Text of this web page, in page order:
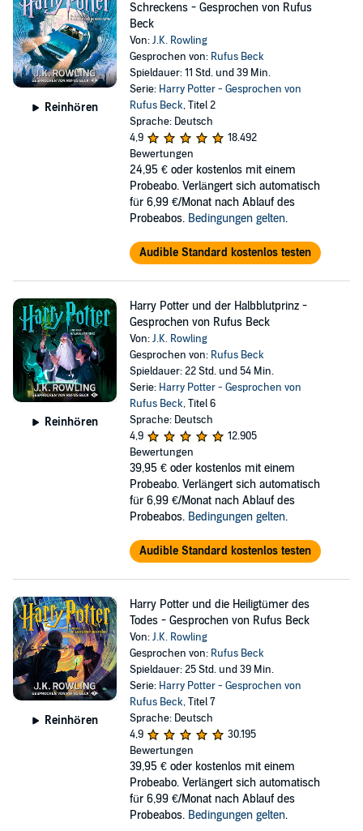
Reinhören
Schreckens - Gesprochen von Rufus
Beck
Von:J.K. Rowling
Gesprochen von: Rufus Beck
Spieldauer: 11 Std. und 39 Min.
Serie: Harry Potter - Gesprochen von
Rufus Beck, Titel 2
Sprache: Deutsch
4,9
18.492
Bewertungen
24,95 € oder kostenlos mit einem
Probeabo. Verlängert sich automatisch
für 6,99 €/Monat nach Ablauf des
Probeabos. Bedingungen gelten.
Audible Standard kostenlos testen
Reinhören
Harry Potter und der Halbblutprinz -
Gesprochen von Rufus Beck
Von:J.K. Rowling
Gesprochen von: Rufus Beck
Spieldauer: 22 Std. und 54 Min.
Serie: Harry Potter - Gesprochen von
Rufus Beck, Titel 6
Sprache: Deutsch
4,9
12.905
Bewertungen
39,95 € oder kostenlos mit einem
Probeabo. Verlängert sich automatisch
für 6,99 €/Monat nach Ablauf des
Probeabos. Bedingungen gelten.
Audible Standard kostenlos testen
Reinhören
Harry Potter und die Heiligtümer des
Todes - Gesprochen von Rufus Beck
Von:J.K. Rowling
Gesprochen von: Rufus Beck
Spieldauer: 25 Std. und 39 Min.
Serie: Harry Potter - Gesprochen von
Rufus Beck, Titel 7
Sprache: Deutsch
4,9
30.195
Bewertungen
39,95 € oder kostenlos mit einem
Probeabo. Verlängert sich automatisch
für 6,99 €/Monat nach Ablauf des
Probeabos. Bedingungen gelten.